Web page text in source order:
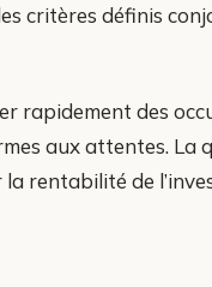
critères définis
rapidement des
aux attentes. La
rentabilité de